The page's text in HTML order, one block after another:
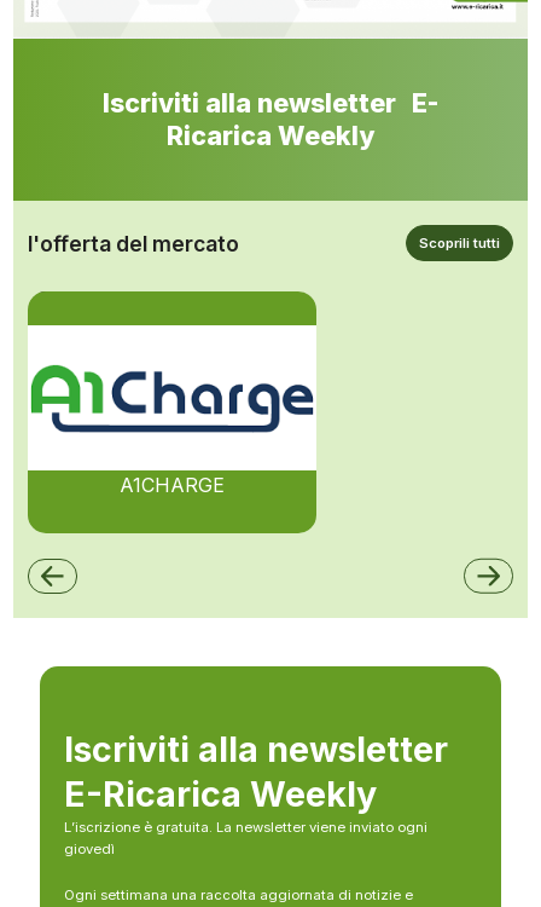
Iscriviti alla newsletter E-
Ricarica Weekly
l'offerta del mercato Scoprili tutti
A1CHARGE
Iscriviti alla newsletter
E-Ricarica Weekly
L’iscrizione è gratuita. La newsletter viene inviato ogni
giovedì
Ogni settimana una raccolta aggiornata di notizie e